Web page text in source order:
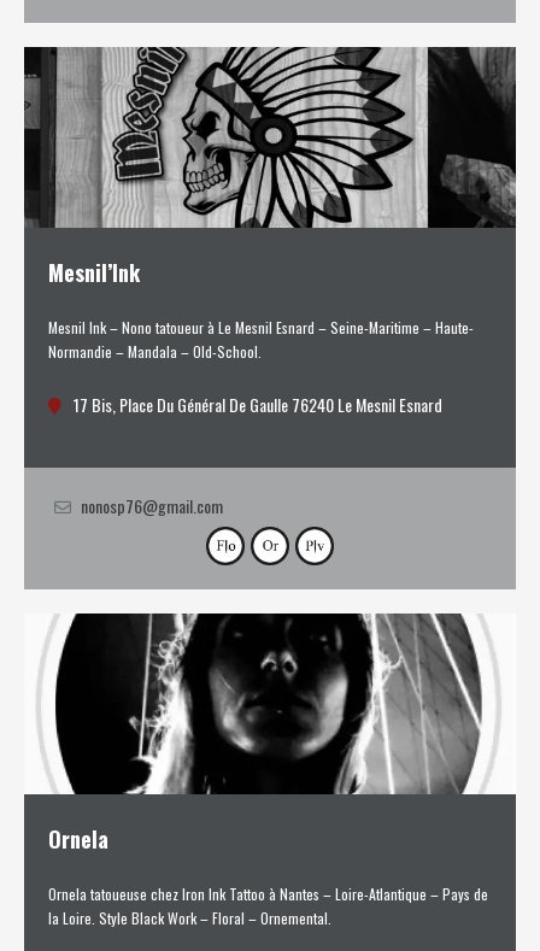
Mesnil’Ink
Mesnil Ink – Nono tatoueur à Le Mesnil Esnard – Seine-Maritime – Haute-
Normandie – Mandala – Old-School.
17 Bis, Place Du Général De Gaulle 76240 Le Mesnil Esnard
nonosp76@gmail.com
Ornela
Ornela tatoueuse chez Iron Ink Tattoo à Nantes – Loire-Atlantique – Pays de
la Loire. Style Black Work – Floral – Ornemental.